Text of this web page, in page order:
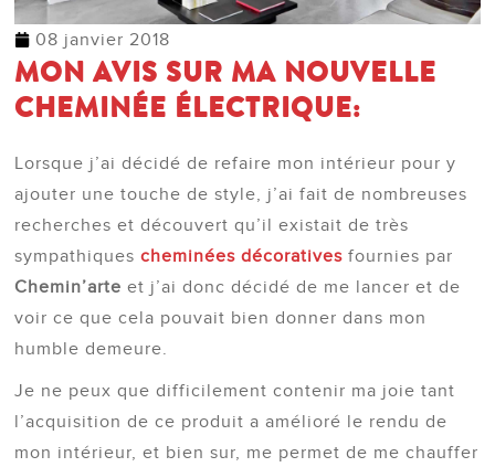
08 janvier 2018
MON AVIS SUR MA NOUVELLE
CHEMINÉE ÉLECTRIQUE:
Lorsque j’ai décidé de refaire mon intérieur pour y
ajouter une touche de style, j’ai fait de nombreuses
recherches et découvert qu’il existait de très
sympathiquescheminées décoratives fournies par
Chemin’arte et j’ai donc décidé de me lancer et de
voir ce que cela pouvait bien donner dans mon
humble demeure.
Je ne peux que difficilement contenir ma joie tant
l’acquisition de ce produit a amélioré le rendu de
mon intérieur, et bien sur, me permet de me chauffer